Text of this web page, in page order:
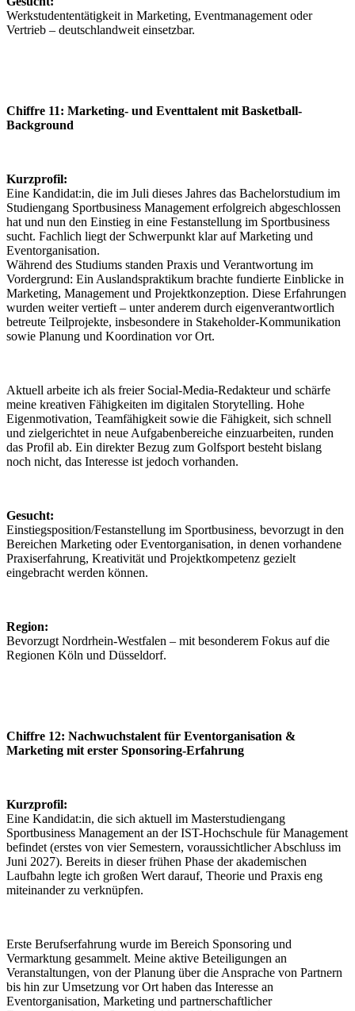
Werkstudententätigkeit in Marketing, Eventmanagement oder
Vertrieb – deutschlandweit einsetzbar.
Chiffre 11: Marketing- und Eventtalent mit Basketball-
Background
Kurzprofil:
Eine Kandidat:in, die im Juli dieses Jahres das Bachelorstudium im
Studiengang Sportbusiness Management erfolgreich abgeschlossen
hat und nun den Einstieg in eine Festanstellung im Sportbusiness
sucht. Fachlich liegt der Schwerpunkt klar auf Marketing und
Eventorganisation.
Während des Studiums standen Praxis und Verantwortung im
Vordergrund: Ein Auslandspraktikum brachte fundierte Einblicke in
Marketing, Management und Projektkonzeption. Diese Erfahrungen
wurden weiter vertieft – unter anderem durch eigenverantwortlich
betreute Teilprojekte, insbesondere in Stakeholder-Kommunikation
sowie Planung und Koordination vor Ort.
Aktuell arbeite ich als freier Social-Media-Redakteur und schärfe
meine kreativen Fähigkeiten im digitalen Storytelling. Hohe
Eigenmotivation, Teamfähigkeit sowie die Fähigkeit, sich schnell
und zielgerichtet in neue Aufgabenbereiche einzuarbeiten, runden
das Profil ab. Ein direkter Bezug zum Golfsport besteht bislang
noch nicht, das Interesse ist jedoch vorhanden.
Gesucht:
Einstiegsposition/Festanstellung im Sportbusiness, bevorzugt in den
Bereichen Marketing oder Eventorganisation, in denen vorhandene
Praxiserfahrung, Kreativität und Projektkompetenz gezielt
eingebracht werden können.
Region:
Bevorzugt Nordrhein-Westfalen – mit besonderem Fokus auf die
Regionen Köln und Düsseldorf.
Chiffre 12: Nachwuchstalent für Eventorganisation &
Marketing mit erster Sponsoring-Erfahrung
Kurzprofil:
Eine Kandidat:in, die sich aktuell im Masterstudiengang
Sportbusiness Management an der IST-Hochschule für Management
befindet (erstes von vier Semestern, voraussichtlicher Abschluss im
Juni 2027). Bereits in dieser frühen Phase der akademischen
Laufbahn legte ich großen Wert darauf, Theorie und Praxis eng
miteinander zu verknüpfen.
Erste Berufserfahrung wurde im Bereich Sponsoring und
Vermarktung gesammelt. Meine aktive Beteiligungen an
Veranstaltungen, von der Planung über die Ansprache von Partnern
bis hin zur Umsetzung vor Ort haben das Interesse an
Eventorganisation, Marketing und partnerschaftlicher